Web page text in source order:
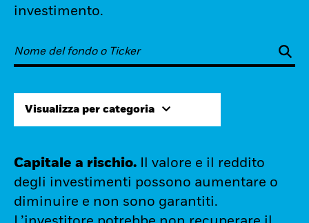
investimento.
Visualizza per categoria
Capitale a rischio. Il valore e il reddito
degli investimenti possono aumentare o
diminuire e non sono garantiti.